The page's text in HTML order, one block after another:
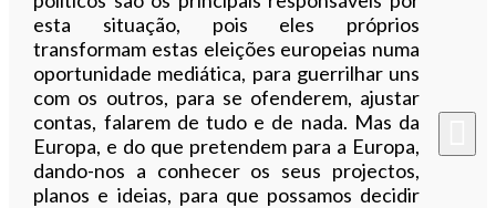
esta situação, pois eles próprios
transformam estas eleições europeias numa
oportunidade mediática, para guerrilhar uns
com os outros, para se ofenderem, ajustar
contas, falarem de tudo e de nada. Mas da
Europa, e do que pretendem para a Europa,
dando-nos a conhecer os seus projectos,
planos e ideias, para que possamos decidir